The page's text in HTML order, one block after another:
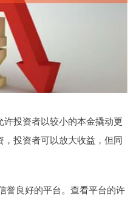
投资者以较小的本金撬动更
投资者可以放大收益，但同
誉良好的平台。查看平台的许